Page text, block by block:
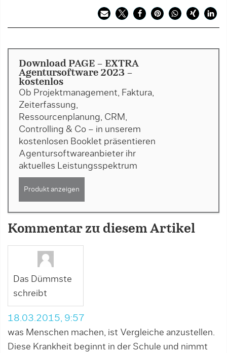
Download PAGE - EXTRA
Agentursoftware 2023 -
kostenlos
Ob Projektmanagement, Faktura,
Zeiterfassung,
Ressourcenplanung, CRM,
Controlling & Co – in unserem
kostenlosen Booklet präsentieren
Agentursoftwareanbieter ihr
aktuelles Leistungsspektrum
Produkt anzeigen
Kommentar zu diesem Artikel
Das Dümmste
schreibt
18.03.2015, 9:57
was Menschen machen, ist Vergleiche anzustellen.
Diese Krankheit beginnt in der Schule und nimmt